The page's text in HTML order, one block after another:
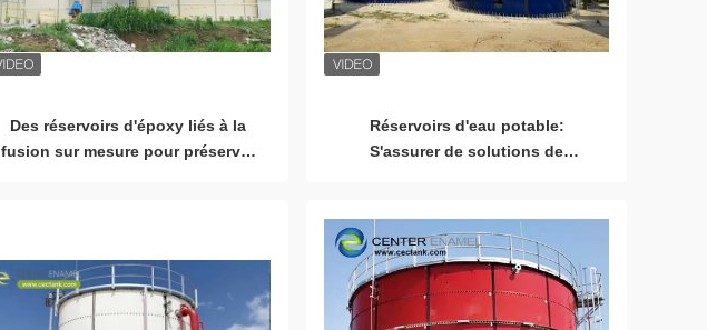
Des réservoirs d'époxy liés à la
fusion sur mesure pour préserver
Réservoirs d'eau potable:
S'assurer de solutions de